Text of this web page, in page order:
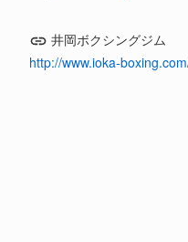
井岡ボクシングジム
http://www.ioka-